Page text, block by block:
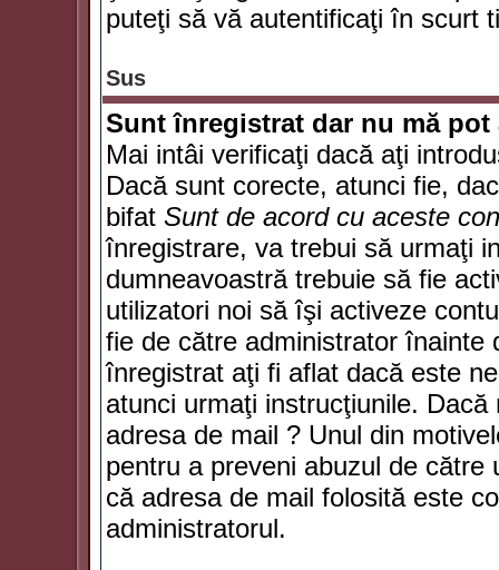
puteţi să vă autentificaţi în scurt
Sus
Sunt înregistrat dar nu mă
Mai intâi verificaţi dacă aţi
Dacă sunt corecte, atunci fie,
bifat Sunt de acord cu aceste
înregistrare, va trebui să urmaţi
dumneavoastră trebuie să fie
utilizatori noi să îşi activeze
fie de către administrator înainte
înregistrat aţi fi aflat dacă este
atunci urmaţi instrucţiunile.
adresa de mail ? Unul din
pentru a preveni abuzul de către
că adresa de mail folosită este
administratorul.